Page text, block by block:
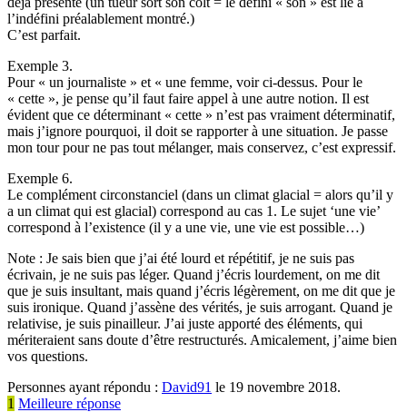
l’indéfini préalablement montré.)
C’est parfait.
Exemple 3.
Pour « un journaliste » et « une femme, voir ci-dessus. Pour le
« cette », je pense qu’il faut faire appel à une autre notion. Il est
évident que ce déterminant « cette » n’est pas vraiment déterminatif,
mais j’ignore pourquoi, il doit se rapporter à une situation. Je passe
mon tour pour ne pas tout mélanger, mais conservez, c’est expressif.
Exemple 6.
Le complément circonstanciel (dans un climat glacial = alors qu’il y
a un climat qui est glacial) correspond au cas 1. Le sujet ‘une vie’
correspond à l’existence (il y a une vie, une vie est possible…)
Note : Je sais bien que j’ai été lourd et répétitif, je ne suis pas
écrivain, je ne suis pas léger. Quand j’écris lourdement, on me dit
que je suis insultant, mais quand j’écris légèrement, on me dit que je
suis ironique. Quand j’assène des vérités, je suis arrogant. Quand je
relativise, je suis pinailleur. J’ai juste apporté des éléments, qui
mériteraient sans doute d’être restructurés. Amicalement, j’aime bien
vos questions.
Personnes ayant répondu : David91 le 19 novembre 2018.
1 Meilleure réponse